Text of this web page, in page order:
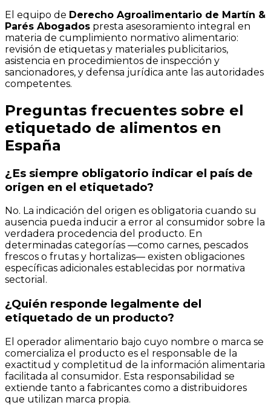
El equipo de Derecho Agroalimentario de Martín &
Parés Abogados presta asesoramiento integral en
materia de cumplimiento normativo alimentario:
revisión de etiquetas y materiales publicitarios,
asistencia en procedimientos de inspección y
sancionadores, y defensa jurídica ante las autoridades
competentes.
Preguntas frecuentes sobre el
etiquetado de alimentos en
España
¿Es siempre obligatorio indicar el país de
origen en el etiquetado?
No. La indicación del origen es obligatoria cuando su
ausencia pueda inducir a error al consumidor sobre la
verdadera procedencia del producto. En
determinadas categorías —como carnes, pescados
frescos o frutas y hortalizas— existen obligaciones
específicas adicionales establecidas por normativa
sectorial.
¿Quién responde legalmente del
etiquetado de un producto?
El operador alimentario bajo cuyo nombre o marca se
comercializa el producto es el responsable de la
exactitud y completitud de la información alimentaria
facilitada al consumidor. Esta responsabilidad se
extiende tanto a fabricantes como a distribuidores
que utilizan marca propia.